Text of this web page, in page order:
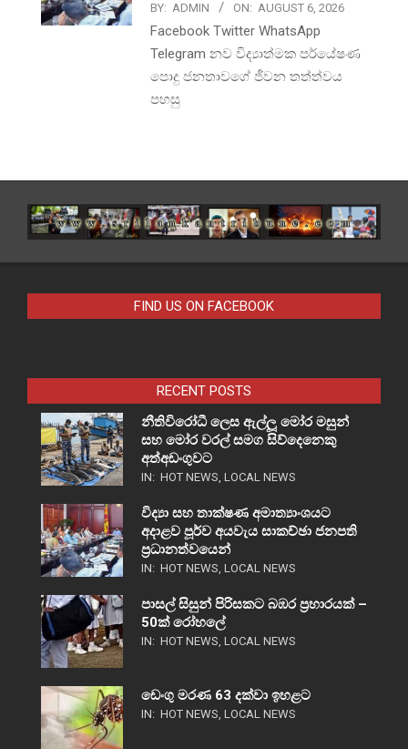
BY: ADMIN ON: AUGUST 6, 2026
Facebook Twitter WhatsApp
Telegram නව විද්‍යාත්මක පර්යේෂණ
පොදු ජනතාවගේ ජීවන තත්ත්වය
පහසු
FIND US ON FACEBOOK
RECENT POSTS
නීතිවිරෝධී ලෙස ඇල්ලූ මෝර මසුන්
සහ මෝර වරල් සමග සිව්දෙනෙකු
අත්අඩංගුවට
IN: HOT NEWS LOCAL NEWS
විද්‍යා සහ තාක්ෂණ අමාත්‍යාංශයට
අදාළව පූර්ව අයවැය සාකච්ඡා ජනපති
ප්‍රධානත්වයෙන්
IN: HOT NEWS LOCAL NEWS
පාසල් සිසුන් පිරිසකට බඹර ප්‍රහාරයක් –
50ක් රෝහලේ
IN: HOT NEWS LOCAL NEWS
ඩෙංගු මරණ 63 දක්වා ඉහළට
IN: HOT NEWS LOCAL NEWS